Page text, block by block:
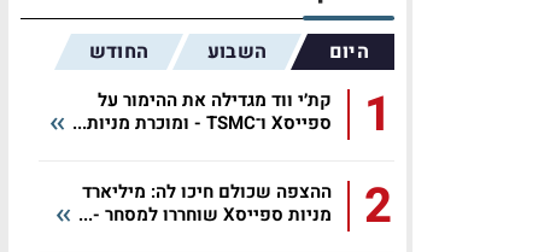
היום השבוע החודש
1
קת׳י ווד מגדילה את ההימור על
ספייסX ו־TSMC - ומוכרת מניות...
2
ההצפה שכולם חיכו לה: מיליארד
מניות ספייסX שוחררו למסחר -...